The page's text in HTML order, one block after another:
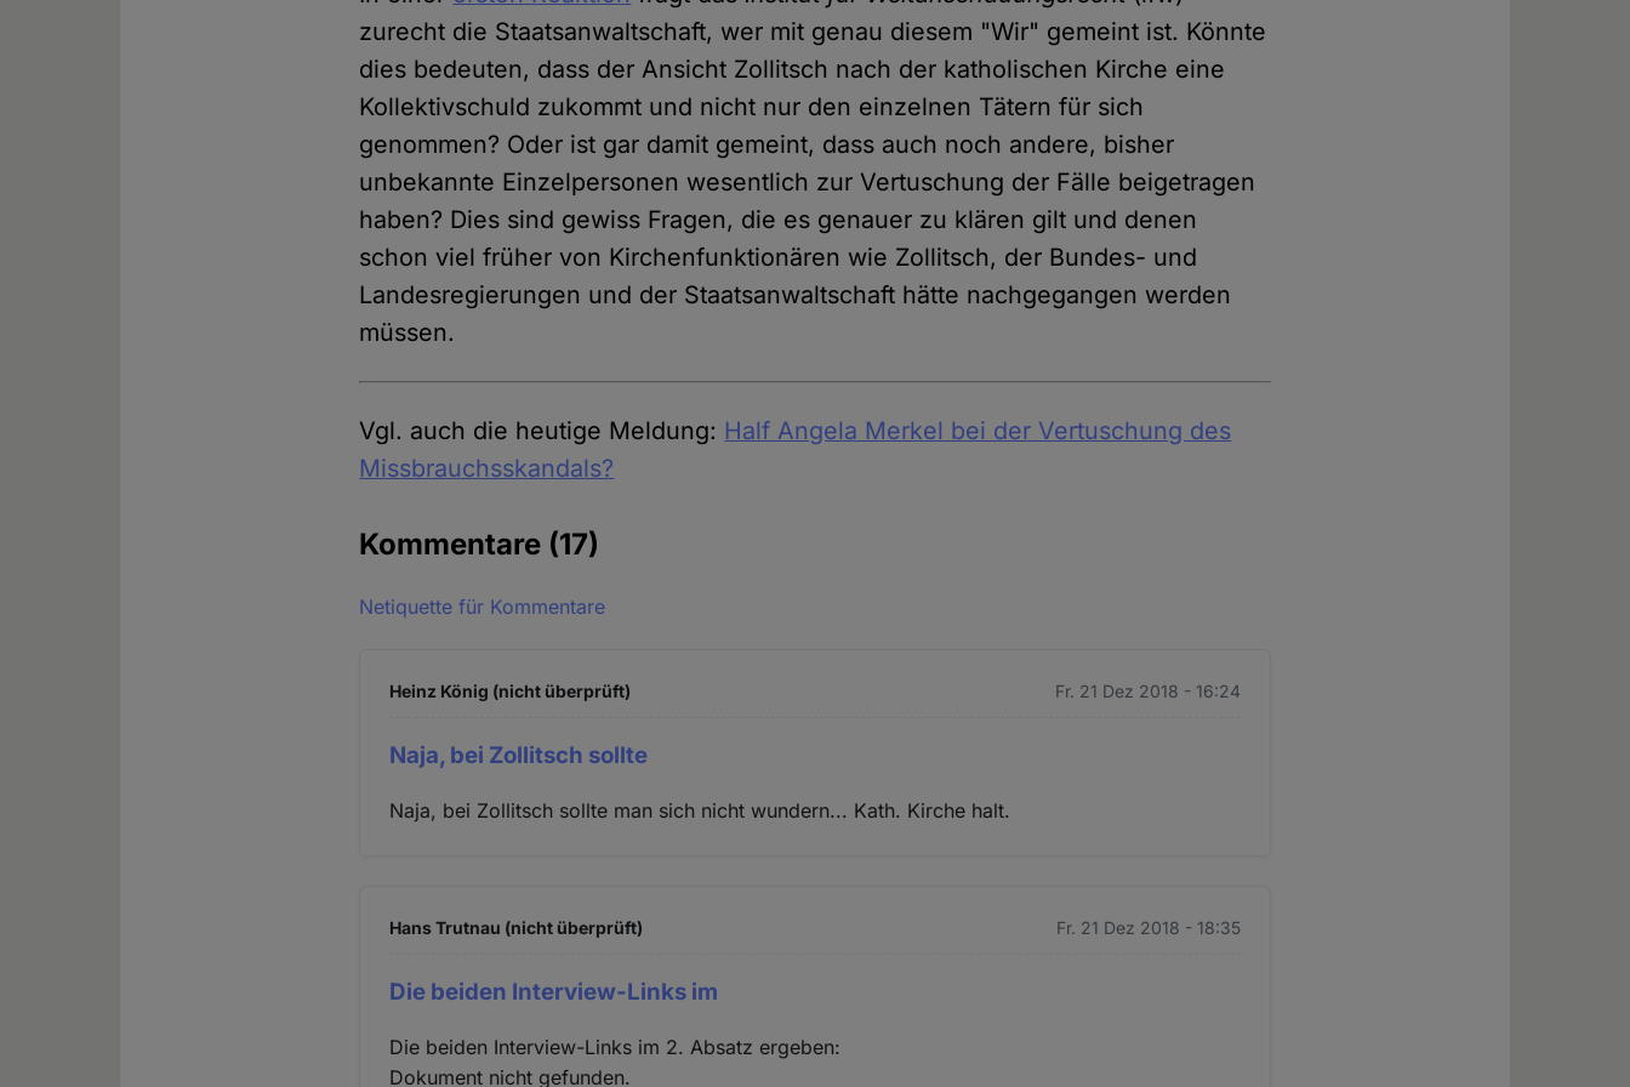
zurecht die Staatsanwaltschaft, wer mit genau diesem "Wir" gemeint ist. Könnte
dies bedeuten, dass der Ansicht Zollitsch nach der katholischen Kirche eine
Kollektivschuld zukommt und nicht nur den einzelnen Tätern für sich
genommen? Oder ist gar damit gemeint, dass auch noch andere, bisher
unbekannte Einzelpersonen wesentlich zur Vertuschung der Fälle beigetragen
haben? Dies sind gewiss Fragen, die es genauer zu klären gilt und denen
schon viel früher von Kirchenfunktionären wie Zollitsch, der Bundes- und
Landesregierungen und der Staatsanwaltschaft hätte nachgegangen werden
müssen.
Vgl. auch die heutige Meldung: Half Angela Merkel bei der Vertuschung des
Missbrauchsskandals?
Kommentare (17)
Netiquette für Kommentare
Heinz König (nicht überprüft) Fr. 21 Dez 2018 - 16:24
Naja, bei Zollitsch sollte
Naja, bei Zollitsch sollte man sich nicht wundern... Kath. Kirche halt.
Hans Trutnau (nicht überprüft) Fr. 21 Dez 2018 - 18:35
Die beiden Interview-Links im
Die beiden Interview-Links im 2. Absatz ergeben:
Dokument nicht gefunden.